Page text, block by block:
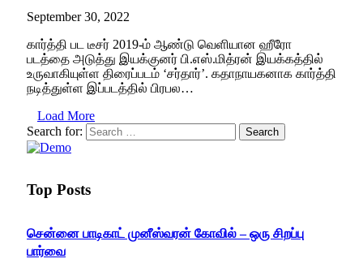
September 30, 2022
கார்த்தி பட டீசர் 2019-ம் ஆண்டு வெளியான ஹீரோ
படத்தை அடுத்து இயக்குனர் பி.எஸ்.மித்ரன் இயக்கத்தில்
உருவாகியுள்ள திரைப்படம் ‘சர்தார்’. கதாநாயகனாக கார்த்தி
நடித்துள்ள இப்படத்தில் பிரபல…
Load More
Search for:
Top Posts
சென்னை பாடிகாட் முனீஸ்வரன் கோவில் – ஒரு சிறப்பு
பார்வை